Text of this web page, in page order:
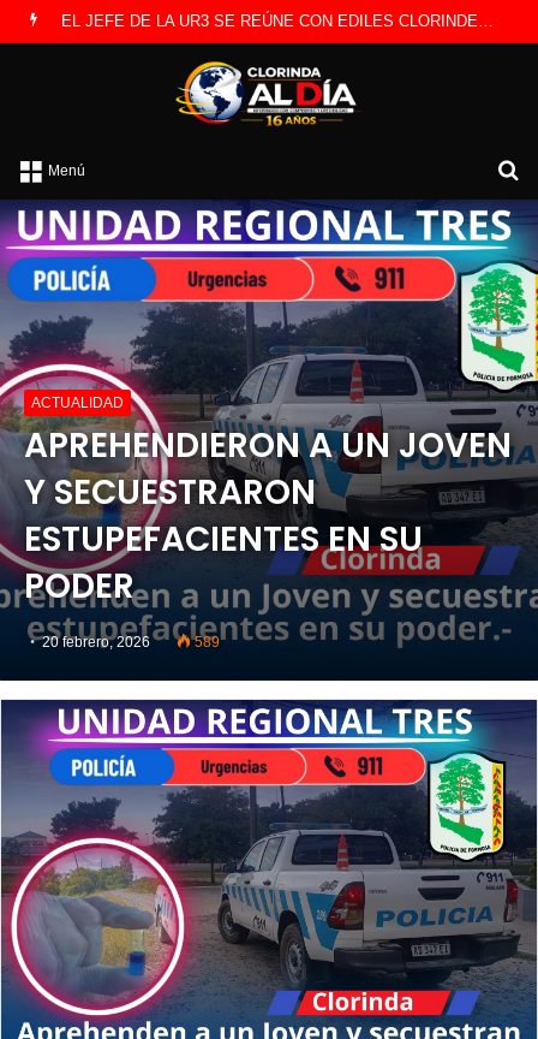
Menú
ACTUALIDAD
APREHENDIERON A UN JOVEN
Y SECUESTRARON
ESTUPEFACIENTES EN SU
PODER
20 febrero, 2026 589